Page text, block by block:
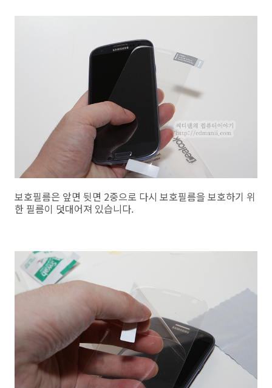
보호필름은 앞면 뒷면 2중으로 다시 보호필름을 보호하기 위
한 필름이 덧대어져 있습니다.